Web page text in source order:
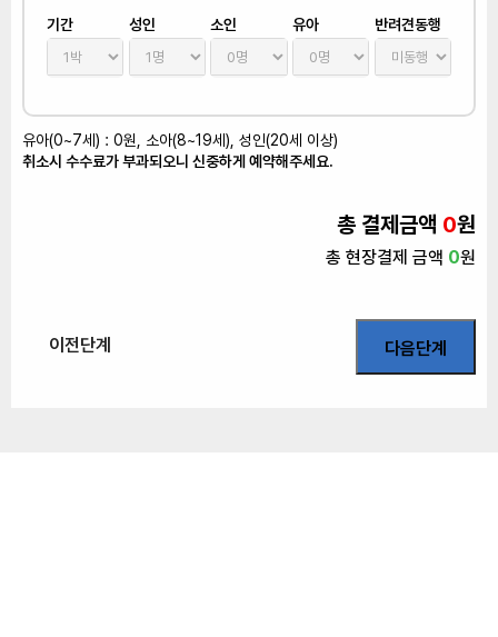
기간 성인 소인 유아 반려견동행
유아(0~7세) : 0원, 소아(8~19세), 성인(20세 이상)
취소시 수수료가 부과되오니 신중하게 예약해주세요.
총 결제금액 0원
총 현장결제 금액 0원
이전단계 다음단계